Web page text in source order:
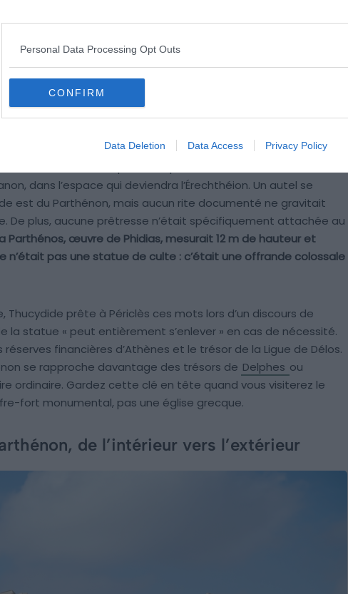
Personal Data Processing Opt Outs
CONFIRM
Data Deletion Data Access Privacy Policy
432. Pour le seul marbre pentélique, plus de 22 000 tonnes
à 17 km du site. Elles sont taillées et acheminées à bras
noms gouvernent le chantier : Périclès comme
comme architectes, Phidias comme maître d’œuvre et
Parthénon est autant un manifeste politique qu’un édifice
qu’Athènes domine, qu’Athènes dure.
ailleurs sur l’Acropole. Plus précisément autour d’une vieille
dans l’espace qui deviendra l’Érechthéion. Un autel se
est du Parthénon, mais aucun rite documenté ne gravitait
De plus, aucune prêtresse n’était spécifiquement attachée au
Parthénos, œuvre de Phidias, mesurait 12 m de hauteur et
n’était pas une statue de culte : c’était une offrande colossale
Thucydide prête à Périclès ces mots lors d’un discours de
la statue « peut entièrement s’enlever » en cas de nécessité.
financières d’Athènes et le trésor de la Ligue de Délos.
se rapproche davantage des trésors de Delphes ou
ordinaire. Gardez cette clé en tête quand vous visiterez le
fort monumental, pas une église grecque.
de l’intérieur vers l’extérieur